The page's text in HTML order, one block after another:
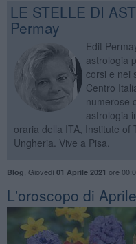
LE STELLE DI
Permay
Edit
astrologia
corsi e nei
Centro
numerose
astrologia
oraria della ITA, Institute of
Ungheria. Vive a Pisa.
Blog Giovedì 01 Aprile 2021 ore
L'oroscopo di